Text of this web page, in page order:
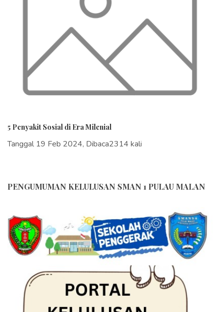
PENGUMUMAN KELULUSAN SMAN 1 PULAU MALAN
5 Penyakit Sosial di Era Milenial
Tanggal 19 Feb 2024, Dibaca2314 kali